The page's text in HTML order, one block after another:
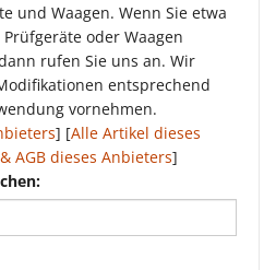
und Waagen. Wenn Sie etwa
oder Waagen
rufen Sie uns an. Wir
entsprechend
vornehmen.
] [Alle Artikel dieses
AGB dieses Anbieters]